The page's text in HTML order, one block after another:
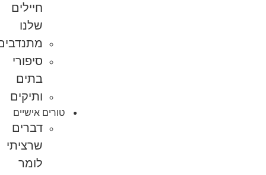
חיילים
שלנו
מתנדבים
סיפורי
בתים
ותיקים
טורים אישיים
דברים
שרציתי
לומר